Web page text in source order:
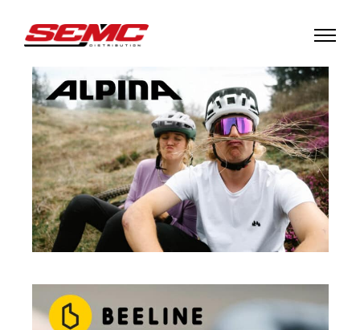
ALPINA SPORT